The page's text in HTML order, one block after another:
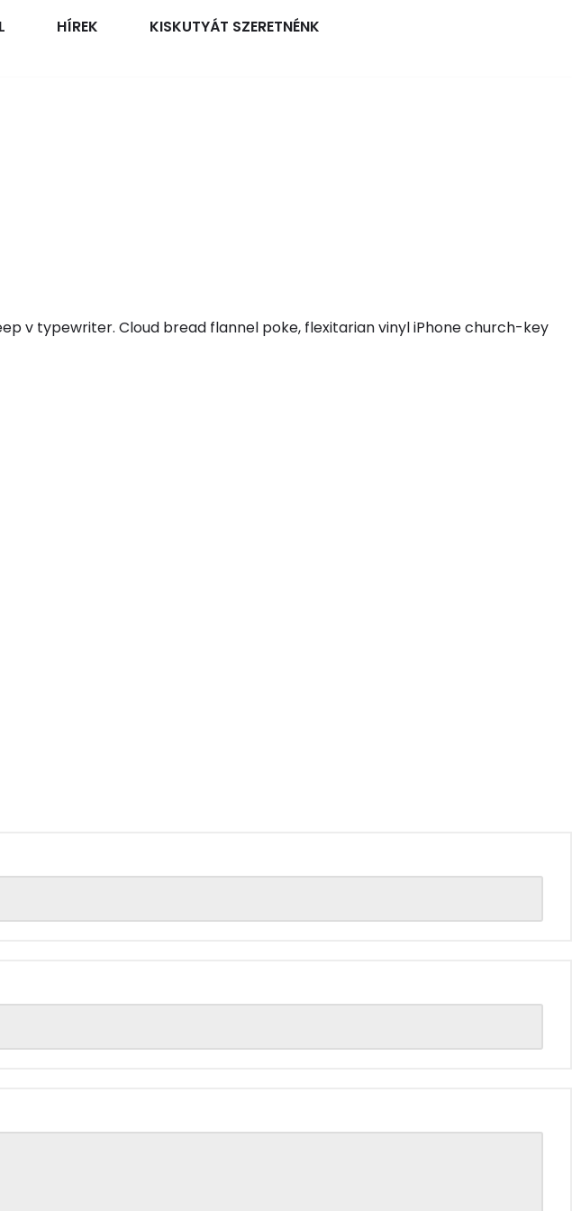
HÍREK
KISKUTYÁT SZERETNÉNK
v typewriter. Cloud bread flannel poke, flexitarian vinyl iPhone church-key